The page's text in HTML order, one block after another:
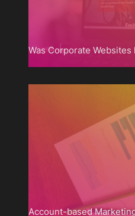
Was Corporate
Account-based